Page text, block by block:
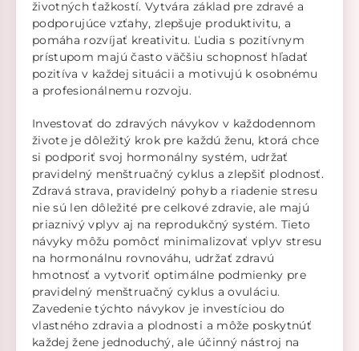
životných ťažkostí. Vytvára základ pre zdravé a
podporujúce vzťahy, zlepšuje produktivitu, a
pomáha rozvíjať kreativitu. Ľudia s pozitívnym
prístupom majú často väčšiu schopnosť hľadať
pozitíva v každej situácii a motivujú k osobnému
a profesionálnemu rozvoju.
Investovať do zdravých návykov v každodennom
živote je dôležitý krok pre každú ženu, ktorá chce
si podporiť svoj hormonálny systém, udržať
pravidelný menštruačný cyklus a zlepšiť plodnosť.
Zdravá strava, pravidelný pohyb a riadenie stresu
nie sú len dôležité pre celkové zdravie, ale majú
priaznivý vplyv aj na reprodukčný systém. Tieto
návyky môžu pomôcť minimalizovať vplyv stresu
na hormonálnu rovnováhu, udržať zdravú
hmotnosť a vytvoriť optimálne podmienky pre
pravidelný menštruačný cyklus a ovuláciu.
Zavedenie týchto návykov je investíciou do
vlastného zdravia a plodnosti a môže poskytnúť
každej žene jednoduchý, ale účinný nástroj na